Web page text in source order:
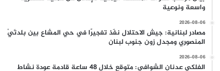
واسعة ونوعية
2026-08-06
مصادر لبنانية: جيش الاحتلال نفّذ تفجيرًا في حي المشاع بين بلدتَيْ
المنصوري ومجدل زون جنوب لبنان
2026-08-06
الفلكي عدنان الشوافي: متوقع خلال 48 ساعة قادمة عودة نشاط